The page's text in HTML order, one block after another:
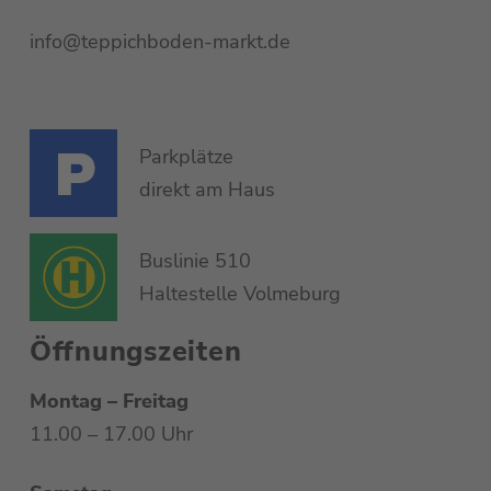
info@teppichboden-markt.de
Parkplätze
direkt am Haus
Buslinie 510
Haltestelle Volmeburg
Öffnungszeiten
Montag – Freitag
11.00 – 17.00 Uhr